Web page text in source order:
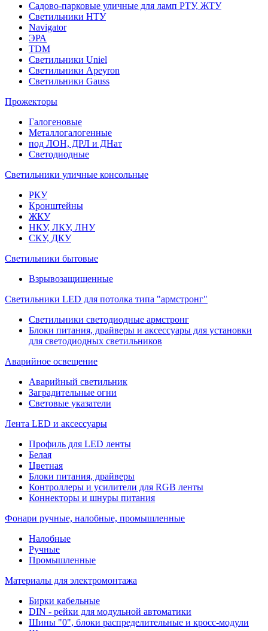
Садово-парковые уличные для ламп РТУ, ЖТУ
Светильники НТУ
Navigator
ЭРА
TDM
Светильники Uniel
Светильники Apeyron
Светильники Gauss
Прожекторы
Галогеновые
Металлогалогенные
под ЛОН, ДРЛ и ДНат
Светодиодные
Светильники уличные консольные
РКУ
Кронштейны
ЖКУ
НКУ, ЛКУ, ЛНУ
СКУ, ДКУ
Светильники бытовые
Взрывозащищенные
Светильники LED для потолка типа "армстронг"
Светильники светодиодные армстронг
Блоки питания, драйверы и аксессуары для установки
для светодиодных светильников
Аварийное освещение
Аварийный светильник
Заградительные огни
Световые указатели
Лента LED и аксессуары
Профиль для LED ленты
Белая
Цветная
Блоки питания, драйверы
Контроллеры и усилители для RGB ленты
Коннекторы и шнуры питания
Фонари ручные, налобные, промышленные
Налобные
Ручные
Промышленные
Материалы для электромонтажа
Бирки кабельные
DIN - рейки для модульной автоматики
Шины "0", блоки распределительные и кросс-модули